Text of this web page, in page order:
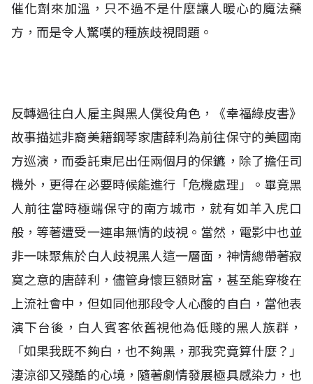
催化劑來加溫，只不過不是什麼讓人暖心的魔法藥
方，而是令人驚嘆的種族歧視問題。
反轉過往白人雇主與黑人僕役角色，《幸福綠皮書》
故事描述非裔美籍鋼琴家唐薛利為前往保守的美國南
方巡演，而委託東尼出任兩個月的保鑣，除了擔任司
機外，更得在必要時候能進行「危機處理」。畢竟黑
人前往當時極端保守的南方城市，就有如羊入虎口
般，等著遭受一連串無情的歧視。當然，電影中也並
非一味聚焦於白人歧視黑人這一層面，神情總帶著寂
寞之意的唐薛利，儘管身懷巨額財富，甚至能穿梭在
上流社會中，但如同他那段令人心酸的自白，當他表
演下台後，白人賓客依舊視他為低賤的黑人族群，
「如果我既不夠白，也不夠黑，那我究竟算什麼？」
淒涼卻又殘酷的心境，隨著劇情發展極具感染力，也